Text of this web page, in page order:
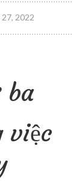
2022
ba
việc